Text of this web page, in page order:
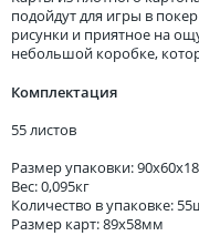
подойдут для игры в
рисунки и приятное на
небольшой коробке,
Комплектация
55 листов
Размер упаковки:
Вес: 0,095кг
Количество в упаковке:
Размер карт: 89x58мм